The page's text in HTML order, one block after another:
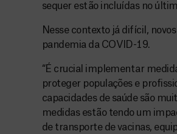
sequer estão incluídas no
Nesse contexto já difícil,
pandemia da COVID-19.
“É crucial implementar
proteger populações e
capacidades de saúde são
medidas estão tendo um
de transporte de vacinas,